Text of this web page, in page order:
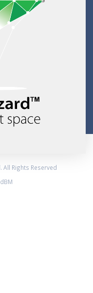
Rights Reserved